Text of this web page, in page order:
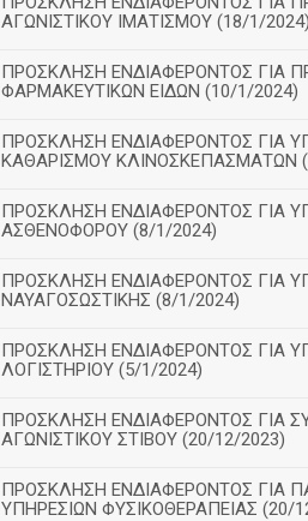
ΑΓΩΝΙΣΤΙΚΟΥ ΙΜΑΤΙΣΜΟΥ (18/1/2024)
ΠΡΟΣΚΛΗΣΗ ΕΝΔΙΑΦΕΡΟΝΤΟΣ ΓΙΑ
ΦΑΡΜΑΚΕΥΤΙΚΩΝ ΕΙΔΩΝ (10/1/2024)
ΠΡΟΣΚΛΗΣΗ ΕΝΔΙΑΦΕΡΟΝΤΟΣ ΓΙΑ
ΚΑΘΑΡΙΣΜΟΥ ΚΛΙΝΟΣΚΕΠΑΣΜΑΤΩΝ
ΠΡΟΣΚΛΗΣΗ ΕΝΔΙΑΦΕΡΟΝΤΟΣ ΓΙΑ
ΑΣΘΕΝΟΦΟΡΟΥ (8/1/2024)
ΠΡΟΣΚΛΗΣΗ ΕΝΔΙΑΦΕΡΟΝΤΟΣ ΓΙΑ
ΝΑΥΑΓΟΣΩΣΤΙΚΗΣ (8/1/2024)
ΠΡΟΣΚΛΗΣΗ ΕΝΔΙΑΦΕΡΟΝΤΟΣ ΓΙΑ
ΛΟΓΙΣΤΗΡΙΟΥ (5/1/2024)
ΠΡΟΣΚΛΗΣΗ ΕΝΔΙΑΦΕΡΟΝΤΟΣ ΓΙΑ
ΑΓΩΝΙΣΤΙΚΟΥ ΣΤΙΒΟΥ (20/12/2023)
ΠΡΟΣΚΛΗΣΗ ΕΝΔΙΑΦΕΡΟΝΤΟΣ ΓΙΑ
ΥΠΗΡΕΣΙΩΝ ΦΥΣΙΚΟΘΕΡΑΠΕΙΑΣ (20/